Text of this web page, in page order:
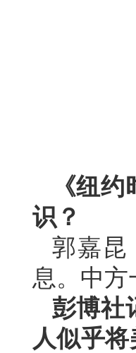
《纽
识？
郭嘉昆
息。中方
彭博社
人似乎